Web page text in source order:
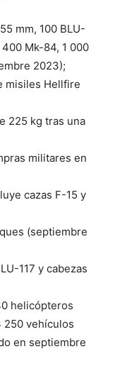
mm, 100 BLU-
Mk-84, 1 000
2023);
misiles Hellfire
225 kg tras una
militares en
cazas F-15 y
(septiembre
117 y cabezas
helicópteros
250 vehículos
en septiembre